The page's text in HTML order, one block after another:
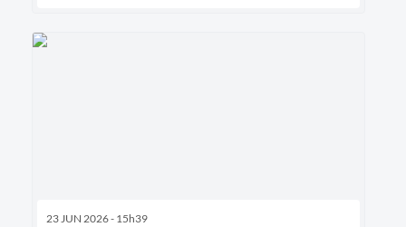
23 JUN 2026 - 15h39